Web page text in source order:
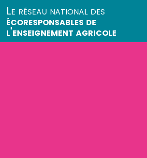
Le réseau national des
écoresponsables de
l'enseignement agricole